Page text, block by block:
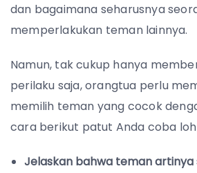
dan bagaimana seharusnya
memperlakukan teman lainnya.
Namun, tak cukup hanya
perilaku saja, orangtua perlu
memilih teman yang cocok
cara berikut patut Anda coba
Jelaskan bahwa teman artinya